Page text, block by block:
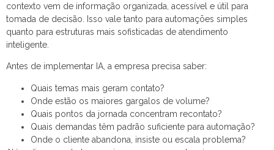
contexto vem de informação organizada, acessível e útil para
tomada de decisão. Isso vale tanto para automações simples
quanto para estruturas mais sofisticadas de atendimento
inteligente.
Antes de implementar IA, a empresa precisa saber:
Quais temas mais geram contato?
Onde estão os maiores gargalos de volume?
Quais pontos da jornada concentram recontato?
Quais demandas têm padrão suficiente para automação?
Onde o cliente abandona, insiste ou escala problema?